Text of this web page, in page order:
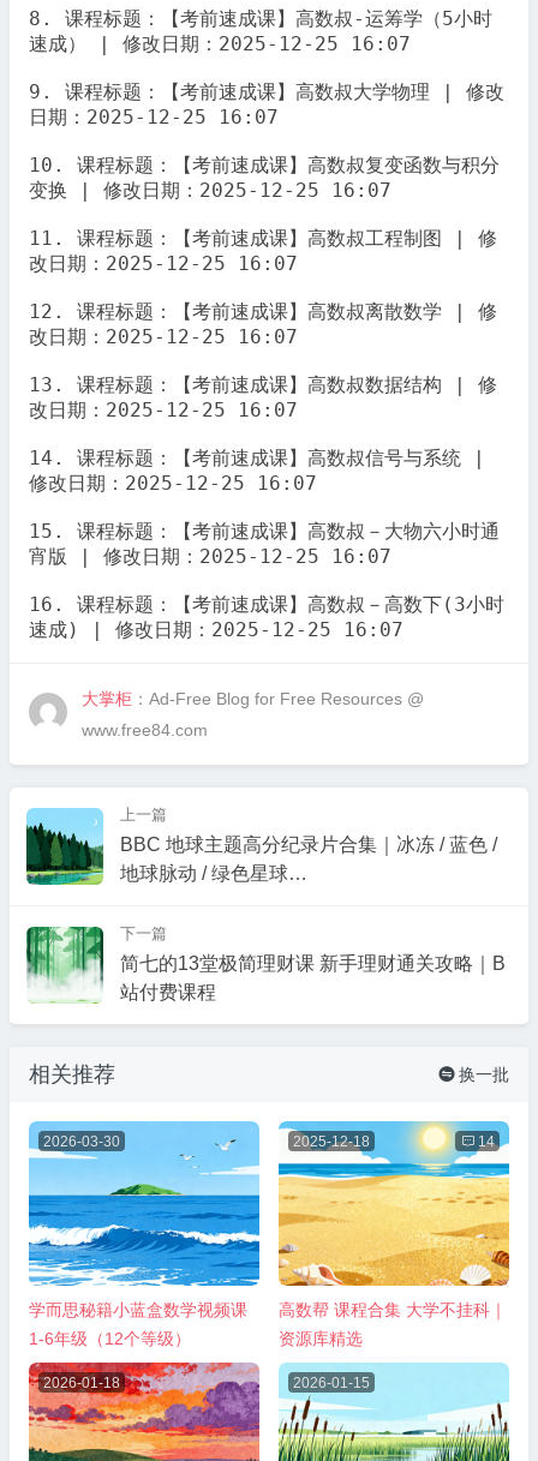
8. 课程标题：【考前速成课】高数叔-运筹学（5小时
速成） | 修改日期：2025-12-25 16:07
9. 课程标题：【考前速成课】高数叔大学物理 | 修改
日期：2025-12-25 16:07
10. 课程标题：【考前速成课】高数叔复变函数与积分
变换 | 修改日期：2025-12-25 16:07
11. 课程标题：【考前速成课】高数叔工程制图 | 修
改日期：2025-12-25 16:07
12. 课程标题：【考前速成课】高数叔离散数学 | 修
改日期：2025-12-25 16:07
13. 课程标题：【考前速成课】高数叔数据结构 | 修
改日期：2025-12-25 16:07
14. 课程标题：【考前速成课】高数叔信号与系统 |
修改日期：2025-12-25 16:07
15. 课程标题：【考前速成课】高数叔－大物六小时通
宵版 | 修改日期：2025-12-25 16:07
16. 课程标题：【考前速成课】高数叔－高数下(3小时
速成) | 修改日期：2025-12-25 16:07
大掌柜 ：Ad-Free Blog for Free Resources @
www.free84.com
上一篇
BBC 地球主题高分纪录片合集｜冰冻 / 蓝色 /
地球脉动 / 绿色星球…
下一篇
简七的13堂极简理财课 新手理财通关攻略｜B
站付费课程
相关推荐  换一批
2026-03-30
学而思秘籍小蓝盒数学视频课
1-6年级（12个等级）
2025-12-18  14
高数帮 课程合集 大学不挂科｜
资源库精选
2026-01-18 2026-01-15